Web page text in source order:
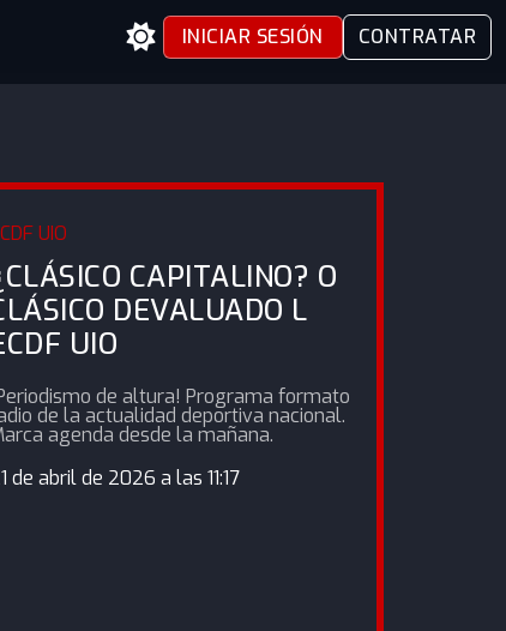
INICIAR SESIÓN CONTRATAR
UIO
CAPITALINO? O
DEVALUADO L
UIO
de altura! Programa formato
de la actualidad deportiva nacional.
agenda desde la mañana.
de abril de 2026 a las 11:17